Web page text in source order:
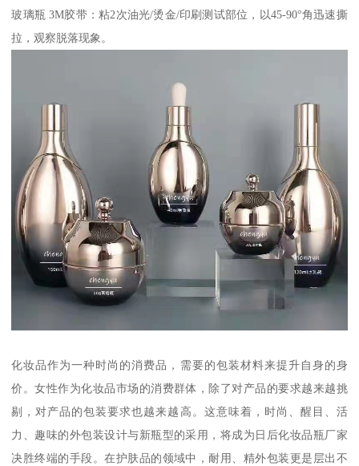
玻璃瓶 3M胶带：粘2次油光/烫金/印刷测试部位，以45-90°角迅速撕
拉，观察脱落现象。
化妆品作为一种时尚的消费品，需要的包装材料来提升自身的身
价。女性作为化妆品市场的消费群体，除了对产品的要求越来越挑
剔，对产品的包装要求也越来越高。这意味着，时尚、醒目、活
力、趣味的外包装设计与新瓶型的采用，将成为日后化妆品瓶厂家
决胜终端的手段。在护肤品的领域中，耐用、精外包装更是层出不